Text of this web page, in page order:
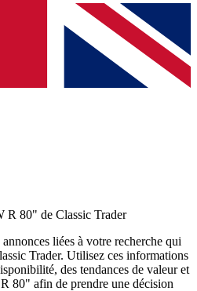
R 80" de Classic Trader
liées à votre recherche qui
Trader. Utilisez ces informations
des tendances de valeur et
80" afin de prendre une décision